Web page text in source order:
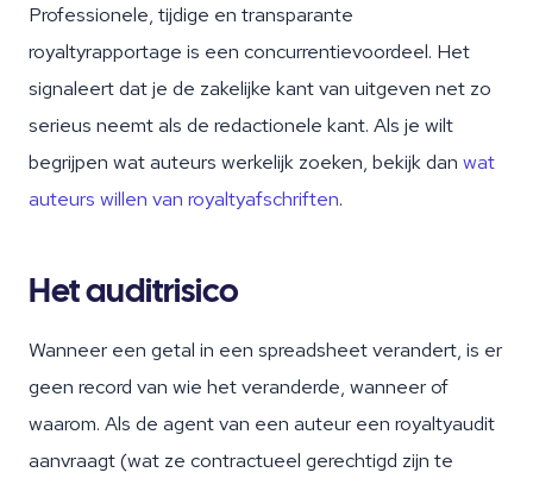
Professionele, tijdige en transparante
royaltyrapportage is een concurrentievoordeel. Het
signaleert dat je de zakelijke kant van uitgeven net zo
serieus neemt als de redactionele kant. Als je wilt
begrijpen wat auteurs werkelijk zoeken, bekijk dan wat
auteurs willen van royaltyafschriften.
Het auditrisico
Wanneer een getal in een spreadsheet verandert, is er
geen record van wie het veranderde, wanneer of
waarom. Als de agent van een auteur een royaltyaudit
aanvraagt (wat ze contractueel gerechtigd zijn te